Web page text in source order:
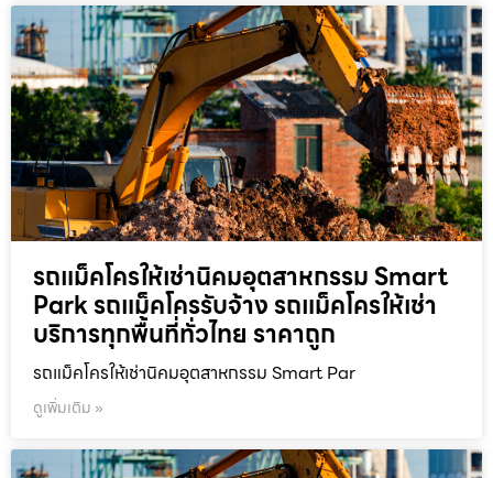
รถแม็คโครให้เช่านิคมอุตสาหกรรม Smart
Park รถแม็คโครรับจ้าง รถแม็คโครให้เช่า
บริการทุกพื้นที่ทั่วไทย ราคาถูก
รถแม็คโครให้เช่านิคมอุตสาหกรรม Smart Par
ดูเพิ่มเติม »